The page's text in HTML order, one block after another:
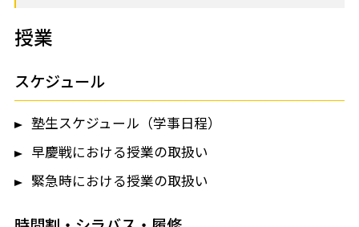
授業
スケジュール
塾生スケジュール（学事日程）
早慶戦における授業の取扱い
緊急時における授業の取扱い